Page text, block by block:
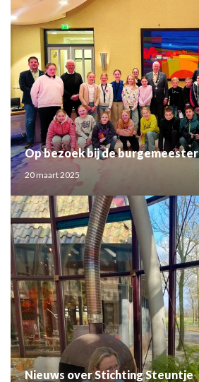
Op bezoek bij de burgemeester
20 maart 2025
Nieuws over Stichting Steuntje